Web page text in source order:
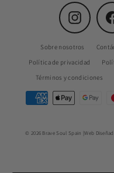
Instagram
Sobre nosotros
Política de privacidad
Términos y condiciones
© 2026 Brave Soul Spain |Web